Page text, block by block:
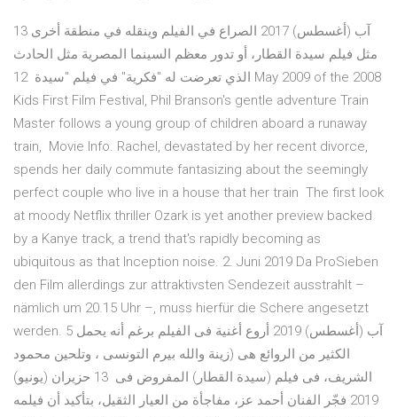
13 آب (أغسطس) 2017 الصراع في الفيلم وينقله في منطقة أخرى
مثل فيلم سيدة القطار، أو تدور معظم السينما المصرية مثل الحادث
الذي تعرضت له "فكرية" في فيلم "سيدة 12 May 2009 of the 2008
Kids First Film Festival, Phil Branson's gentle adventure Train
Master follows a young group of children aboard a runaway
train, Movie Info. Rachel, devastated by her recent divorce,
spends her daily commute fantasizing about the seemingly
perfect couple who live in a house that her train The first look
at moody Netflix thriller Ozark is yet another preview backed
by a Kanye track, a trend that's rapidly becoming as
ubiquitous as that Inception noise. 2. Juni 2019 Da ProSieben
den Film allerdings zur attraktivsten Sendezeit ausstrahlt –
nämlich um 20.15 Uhr –, muss hierfür die Schere angesetzt
werden. 5 آب (أغسطس) 2019 أروع أغنية فى الفيلم برغم أنه يحمل
الكثير من الروائع هى (زينة والله بيرم التونسى ، وتلحين محمود
الشريف، فى فيلم (سيدة القطار) المفروض فى 13 حزيران (يونيو)
2019 فجّر الفنان أحمد عز، مفاجأة من العيار الثقيل، بتأكيد أن فيلمه